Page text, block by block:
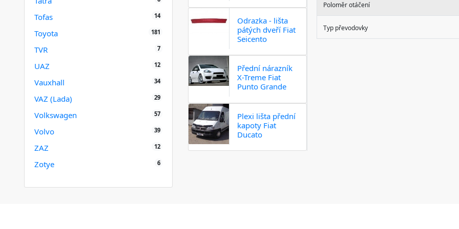
Tofas 14
Toyota 181
TVR 7
UAZ 12
Vauxhall 34
VAZ (Lada) 29
Volkswagen 57
Volvo 39
ZAZ 12
Zotye 6
Odrazka - lišta
pátých dveří Fiat
Seicento
Přední nárazník
X-Treme Fiat
Punto Grande
Plexi lišta přední
kapoty Fiat
Ducato
Poloměr otáčení
Typ převodovky